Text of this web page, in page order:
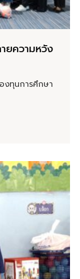
ยความหวัง
งทุนการศึกษา